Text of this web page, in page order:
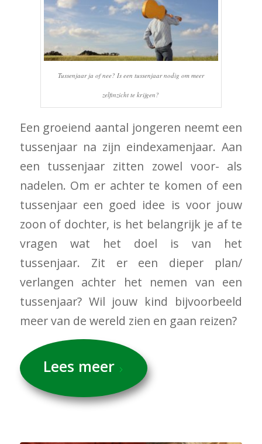
Tussenjaar ja of nee? Is een tussenjaar nodig om meer
zelfinzicht te krijgen?
Een groeiend aantal jongeren neemt een
tussenjaar na zijn eindexamenjaar. Aan
een tussenjaar zitten zowel voor- als
nadelen. Om er achter te komen of een
tussenjaar een goed idee is voor jouw
zoon of dochter, is het belangrijk je af te
vragen wat het doel is van het
tussenjaar. Zit er een dieper plan/
verlangen achter het nemen van een
tussenjaar? Wil jouw kind bijvoorbeeld
meer van de wereld zien en gaan reizen?
Lees meer